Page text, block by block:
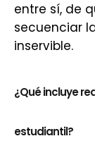
entre sí, de
secuenciar
inservible.
¿Qué incluye
estudiantil?